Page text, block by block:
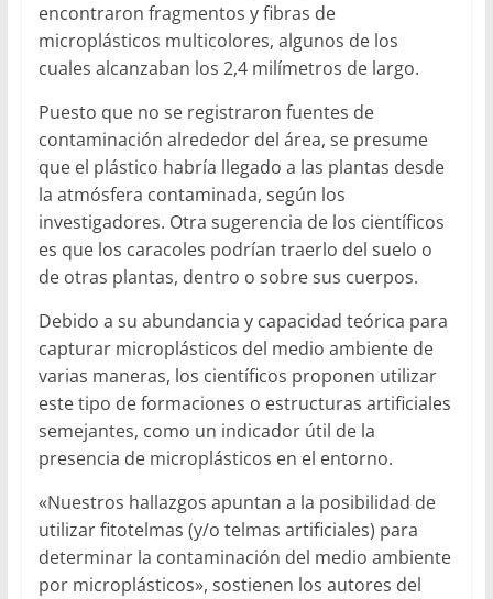
encontraron fragmentos y fibras de
microplásticos multicolores, algunos de los
cuales alcanzaban los 2,4 milímetros de largo.
Puesto que no se registraron fuentes de
contaminación alrededor del área, se presume
que el plástico habría llegado a las plantas desde
la atmósfera contaminada, según los
investigadores. Otra sugerencia de los científicos
es que los caracoles podrían traerlo del suelo o
de otras plantas, dentro o sobre sus cuerpos.
Debido a su abundancia y capacidad teórica para
capturar microplásticos del medio ambiente de
varias maneras, los científicos proponen utilizar
este tipo de formaciones o estructuras artificiales
semejantes, como un indicador útil de la
presencia de microplásticos en el entorno.
«Nuestros hallazgos apuntan a la posibilidad de
utilizar fitotelmas (y/o telmas artificiales) para
determinar la contaminación del medio ambiente
por microplásticos», sostienen los autores del